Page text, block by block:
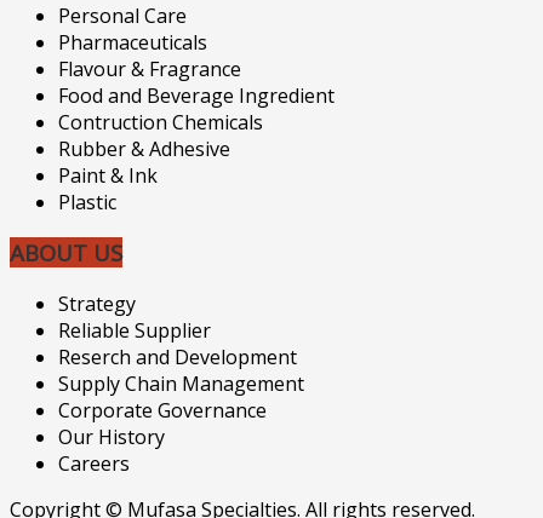
Personal Care
Pharmaceuticals
Flavour & Fragrance
Food and Beverage Ingredient
Contruction Chemicals
Rubber & Adhesive
Paint & Ink
Plastic
ABOUT US
Strategy
Reliable Supplier
Reserch and Development
Supply Chain Management
Corporate Governance
Our History
Careers
Copyright © Mufasa Specialties. All rights reserved.